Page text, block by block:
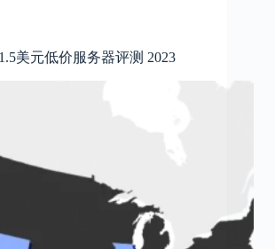
美元低价服务器评测 2023